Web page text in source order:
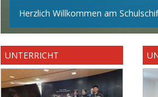
Herzlich Willkommen am
UNTERRICHT